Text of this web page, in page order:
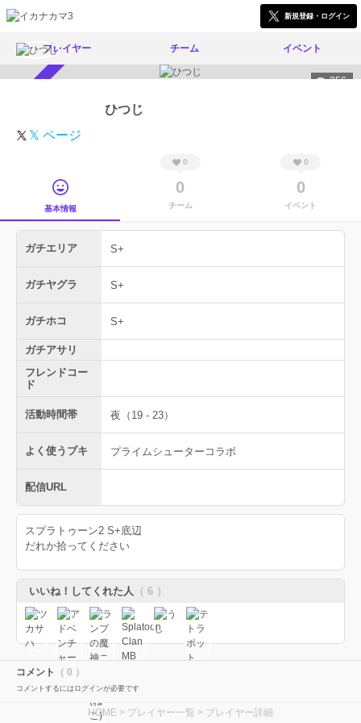
新規登録・ログイン
プレイヤー チーム イベント
356
ひつじ
𝕏 ページ
基本情報
0
0
チーム
0
0
イベント
ガチエリア S+
ガチヤグラ S+
ガチホコ S+
ガチアサリ
フレンドコー
ド
活動時間帯 夜（19 - 23）
よく使うブキ プライムシューターコラボ
配信URL
スプラトゥーン2 S+底辺
だれか拾ってください
いいね！してくれた人 （ 6 ）
コメント （ 0 ）
コメントするにはログインが必要です
HOME > プレイヤー一覧 > プレイヤー詳細